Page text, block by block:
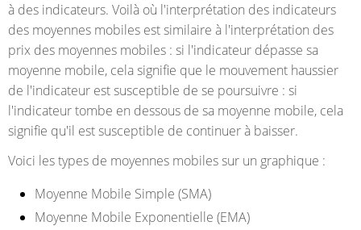
à des indicateurs. Voilà où l'interprétation des indicateurs
des moyennes mobiles est similaire à l'interprétation des
prix des moyennes mobiles : si l'indicateur dépasse sa
moyenne mobile, cela signifie que le mouvement haussier
de l'indicateur est susceptible de se poursuivre : si
l'indicateur tombe en dessous de sa moyenne mobile, cela
signifie qu'il est susceptible de continuer à baisser.
Voici les types de moyennes mobiles sur un graphique :
Moyenne Mobile Simple (SMA)
Moyenne Mobile Exponentielle (EMA)